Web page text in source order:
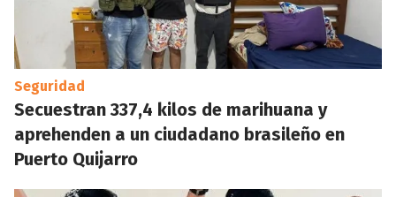
Seguridad
Secuestran 337,4 kilos de marihuana y
aprehenden a un ciudadano brasileño en
Puerto Quijarro